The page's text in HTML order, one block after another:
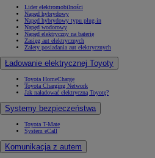
Lider elektromobilności
Napęd hybrydowy
Napęd hybrydowy typu plug-in
Napęd wodorowy
Napęd elektryczny na baterię
Zasięg aut elektrycznych
Zalety posiadania aut elektrycznych
Ładowanie elektrycznej Toyoty
Toyota HomeCharge
Toyota Charging Network
Jak naładować elektryczną Toyotę?
Systemy bezpieczeństwa
Toyota T-Mate
System eCall
Komunikacja z autem